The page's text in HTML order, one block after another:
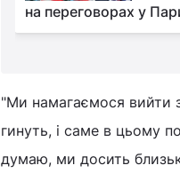
на переговорах у
"Ми намагаємося вийти
гинуть, і саме в цьому
думаю, ми досить